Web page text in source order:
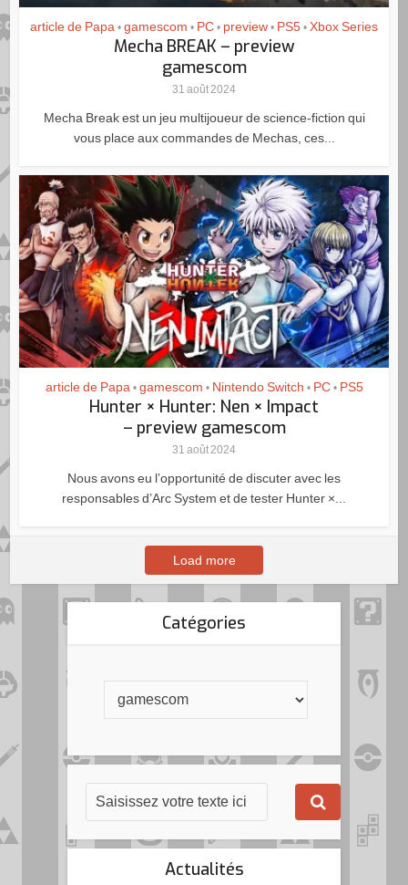
article de Papa • gamescom • PC • preview • PS5 • Xbox Series
Mecha BREAK – preview
gamescom
31 août 2024
Mecha Break est un jeu multijoueur de science-fiction qui
vous place aux commandes de Mechas, ces...
article de Papa • gamescom • Nintendo Switch • PC • PS5
Hunter × Hunter: Nen × Impact
– preview gamescom
31 août 2024
Nous avons eu l’opportunité de discuter avec les
responsables d’Arc System et de tester Hunter ×...
Load more
Catégories
Actualités